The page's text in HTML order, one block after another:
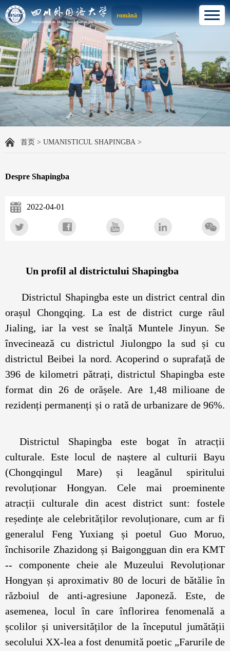
română
首页 > UMANISTICUL SHAPINGBA >
Despre Shapingba
2022-04-01
Un profil al districtului Shapingba
Districtul Shapingba este un district central din
orașul Chongqing. La est de district curge râul
Jialing, iar la vest se înalță Muntele Jinyun. Se
învecinează cu districtul Jiulongpo la sud și cu
districtul Beibei la nord. Acoperind o suprafață de
396 de kilometri pătrați, districtul Shapingba este
format din 26 de orășele. Are 1,48 milioane de
rezidenți permanenți și o rată de urbanizare de 96%.
Districtul Shapingba este bogat în atracții
culturale. Este locul de naștere al culturii Bayu
(Chongqingul Mare) și leagănul spiritului
revoluționar Hongyan. Cele mai proeminente
atracții culturale din acest district sunt: fostele
reședințe ale celebrităților revoluționare, cum ar fi
generalul Feng Yuxiang și poetul Guo Moruo,
închisorile Zhazidong și Baigongguan din era KMT
-- componente cheie ale Muzeului Revoluționar
Hongyan și aproximativ 80 de locuri de bătălie în
războiul de anti-agresiune Japoneză. Este, de
asemenea, locul în care înflorirea fenomenală a
școlilor și universităților de la începutul jumătății
secolului XX-lea a fost denumită poetic „Farurile de